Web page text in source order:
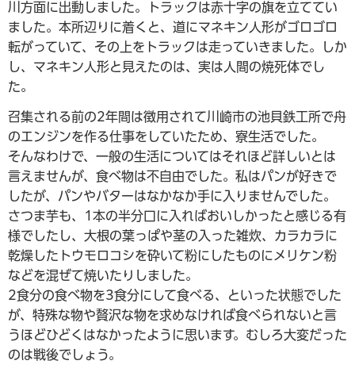
川方面に出動しました。トラックは赤十字の旗を立ててい
ました。本所辺りに着くと、道にマネキン人形がゴロゴロ
転がっていて、その上をトラックは走っていきました。しか
し、マネキン人形と見えたのは、実は人間の焼死体でし
た。
召集される前の2年間は徴用されて川崎市の池貝鉄工所で舟
のエンジンを作る仕事をしていたため、寮生活でした。
そんなわけで、一般の生活についてはそれほど詳しいとは
言えませんが、食べ物は不自由でした。私はパンが好きで
したが、パンやバターはなかなか手に入りませんでした。
さつま芋も、1本の半分口に入ればおいしかったと感じる有
様でしたし、大根の葉っぱや茎の入った雑炊、カラカラに
乾燥したトウモロコシを砕いて粉にしたものにメリケン粉
などを混ぜて焼いたりしました。
2食分の食べ物を3食分にして食べる、といった状態でした
が、特殊な物や贅沢な物を求めなければ食べられないと言
うほどひどくはなかったように思います。むしろ大変だった
のは戦後でしょう。